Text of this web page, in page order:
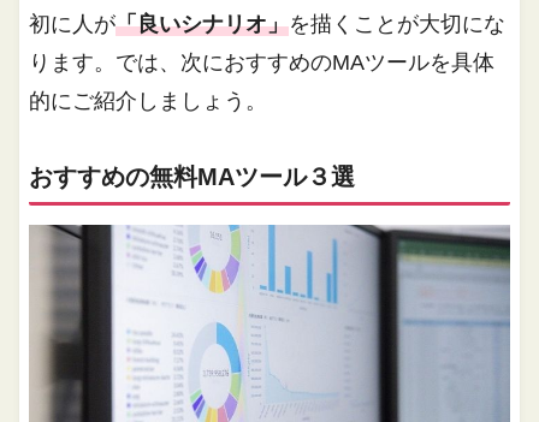
初に人が「良いシナリオ」を描くことが大切にな
ります。では、次におすすめのMAツールを具体
的にご紹介しましょう。
おすすめの無料MAツール３選